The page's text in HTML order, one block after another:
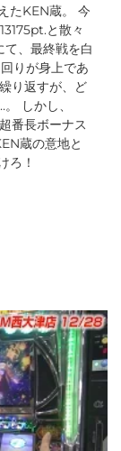
たKEN蔵。 今
と散々
て、最終戦を白
りが身上であ
り返すが­、ど
しかし、
番長ボーナス
蔵の意地と
ろ！